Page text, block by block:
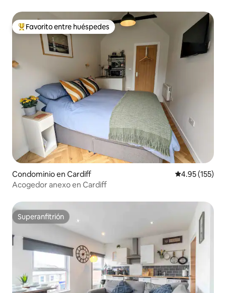
De los mejores en Favorito entre huéspedes
Favorito entre huéspedes
Condominio en Cardiff Calificación
4.95 (155)
Acogedor anexo en Cardiff
Superanfitrión
Superanfitrión